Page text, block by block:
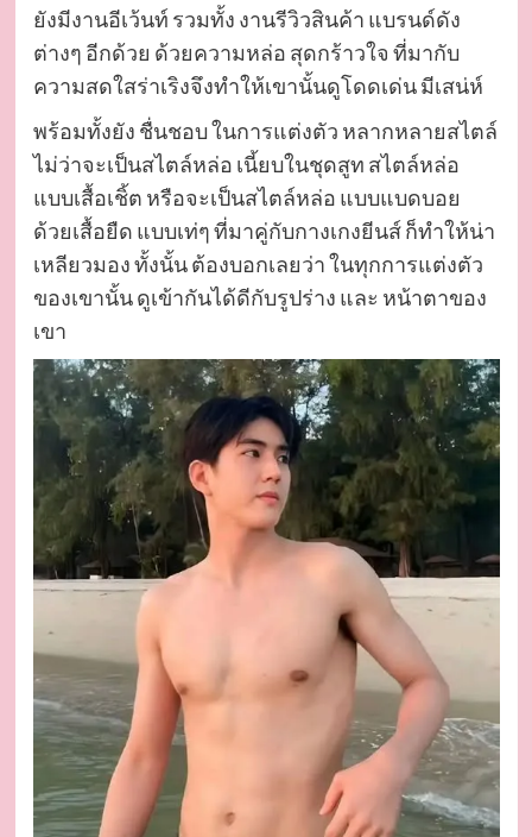
ยังมีงานอีเว้นท์ รวมทั้ง งานรีวิวสินค้า แบรนด์ดัง
ต่างๆ อีกด้วย ด้วยความหล่อ สุดกร้าวใจ ที่มากับ
ความสดใสร่าเริงจึงทำให้เขานั้นดูโดดเด่น มีเสน่ห์
พร้อมทั้งยัง ชื่นชอบ ในการแต่งตัว หลากหลายสไตล์
ไม่ว่าจะเป็นสไตล์หล่อ เนี้ยบในชุดสูท สไตล์หล่อ
แบบเสื้อเชิ้ต หรือจะเป็นสไตล์หล่อ แบบแบดบอย
ด้วยเสื้อยืด แบบเท่ๆ ที่มาคู่กับกางเกงยีนส์ ก็ทำให้น่า
เหลียวมอง ทั้งนั้น ต้องบอกเลยว่า ในทุกการแต่งตัว
ของเขานั้น ดูเข้ากันได้ดีกับรูปร่าง และ หน้าตาของ
เขา